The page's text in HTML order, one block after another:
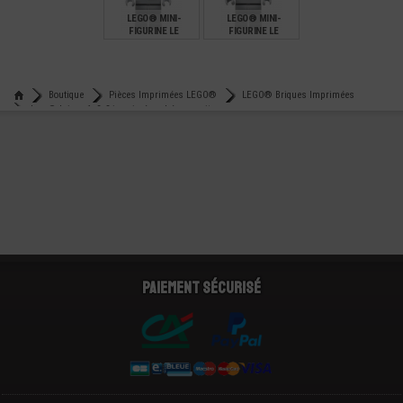
LEGO® MINI-
FIGURINE LE
LEGO® MINI-
FIGURINE LE
Boutique
Pièces Imprimées LEGO®
LEGO® Briques Imprimées
Lego® brique 1x2x3 imprimée schéma - voiture
Paiement sécurisé